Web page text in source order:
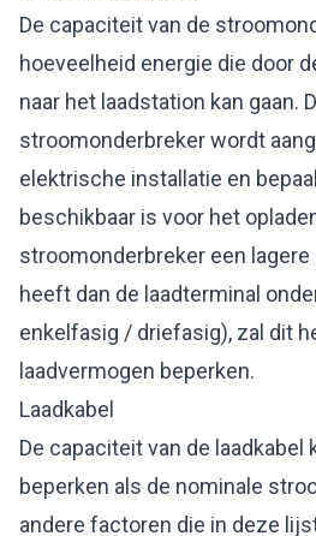
De capaciteit van de
hoeveelheid energie die door
naar het laadstation kan gaan.
stroomonderbreker wordt
elektrische installatie en
beschikbaar is voor het
stroomonderbreker een lagere
heeft dan de laadterminal
enkelfasig / driefasig), zal dit
laadvermogen beperken.
Laadkabel
De capaciteit van de laadkabel
beperken als de nominale
andere factoren die in deze